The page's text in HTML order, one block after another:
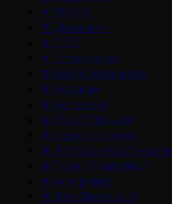
# РЕН ТВ
# Домашний
# СТС
# Пятый канал
# Чайка Терешкова
# Невский
# Интервью
# Юрий Стоянов
#Лариса Гузеева
# История его служанки
# Павел Прилучный
#Актер кино
# Иван Янковский